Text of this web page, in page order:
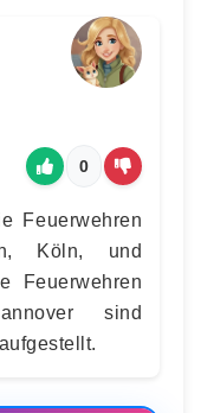
0
Feuerwehren
Köln, und
Feuerwehren
sind